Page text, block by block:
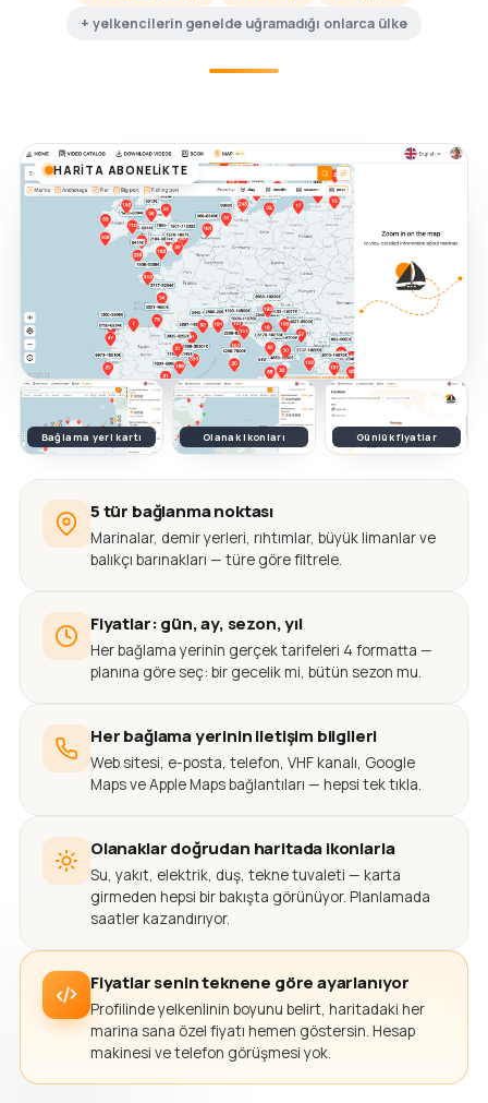
+ yelkencilerin genelde uğramadığı onlarca ülke
HARITA ABONELIKTE
Bağlama yeri kartı Olanak ikonları Günlük fiyatlar
5 tür bağlanma noktası
Marinalar, demir yerleri, rıhtımlar, büyük limanlar ve
balıkçı barınakları — türe göre filtrele.
Fiyatlar: gün, ay, sezon, yıl
Her bağlama yerinin gerçek tarifeleri 4 formatta —
planına göre seç: bir gecelik mi, bütün sezon mu.
Her bağlama yerinin iletişim bilgileri
Web sitesi, e-posta, telefon, VHF kanalı, Google
Maps ve Apple Maps bağlantıları — hepsi tek tıkla.
Olanaklar doğrudan haritada ikonlarla
Su, yakıt, elektrik, duş, tekne tuvaleti — karta
girmeden hepsi bir bakışta görünüyor. Planlamada
saatler kazandırıyor.
Fiyatlar senin teknene göre ayarlanıyor
Profilinde yelkenlinin boyunu belirt, haritadaki her
marina sana özel fiyatı hemen göstersin. Hesap
makinesi ve telefon görüşmesi yok.